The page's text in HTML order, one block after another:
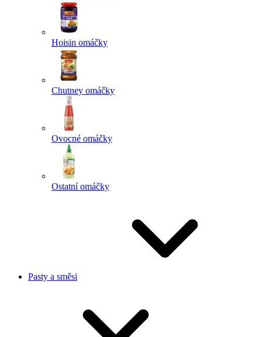
Hoisin omáčky
Chutney omáčky
Ovocné omáčky
Ostatní omáčky
Pasty a směsi